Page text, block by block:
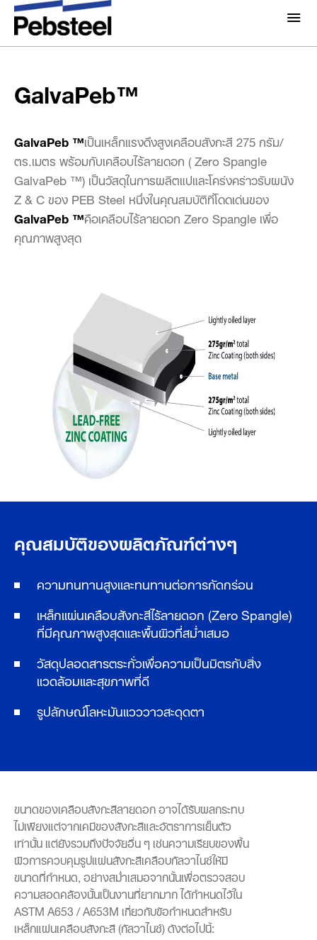
เกี่ยวกับเรา
ทำไมต้อง Pebsteel
โซลูชั่น
ระบบ
ผลิตภัณฑ์
โครงการ
มีเดีย
ข่าวสารและกิจกรรม
แกลเลอรี่
โบรชัวร์
หน้าแรก/โซลูชั่น/ผลิตภัณฑ์
แผ่นผนัง/หลังคา และส่วนประกอ
บอื่นๆ/วัสดุอื่นๆ/GalvaPeb™
GalvaPeb™
GalvaPeb ™เป็นเหล็กแรงดึงสูงเคลือบสังกะสี 275 กรัม/
ตร.เมตร พร้อมกับเคลือบไร้ลายดอก ( Zero Spangle
GalvaPeb ™) เป็นวัสดุในการผลิตแปและโคร่งคร่าวรับผนัง
Z & C ของ PEB Steel หนึ่งในคุณสมบัติที่โดดเด่นของ
GalvaPeb ™คือเคลือบไร้ลายดอก Zero Spangle เพื่อ
คุณภาพสูงสุด
คุณสมบัติของผลิตภัณฑ์ต่างๆ
ความทนทานสูงและทนทานต่อการกัดกร่อน
เหล็กแผ่นเคลือบสังกะสีไร้ลายดอก (Zero Spangle)
ที่มีคุณภาพสูงสุดและพื้นผิวที่สม่ำเสมอ
วัสดุปลอดสารตระกั่วเพื่อความเป็นมิตรกับสิ่ง
แวดล้อมและสุขภาพที่ดี
รูปลักษณ์โลหะมันแวววาวสะดุดตา
ขนาดของเคลือบสังกะสีลายดอก อาจได้รับผลกระทบ
ไม่เพียงแต่จากเคมีของสังกะสีและอัตราการเย็นตัว
เท่านั้น แต่ยังรวมถึงปัจจัยอื่น ๆ เช่นความเรียบของพื้น
ผิวการควบคุมรูปแผ่นสังกะสีเคลือบกัลวาไนซ์ให้มี
ขนาดที่กำหนด, อย่างสม่ำเสมอจากนั้นเพื่อตรวจสอบ
ความสอดคล้องนั้นเป็นงานที่ยากมาก ได้กำหนดไว้ใน
ASTM A653 / A653M เกี่ยวกับข้อกำหนดสำหรับ
เหล็กแผ่นเคลือบสังกะสี (กัลวาไนซ์) ดังต่อไปนี้: